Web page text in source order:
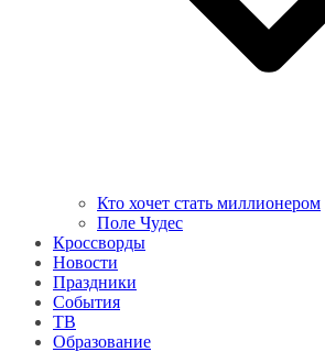
Кто хочет стать миллионером
Поле Чудес
Кроссворды
Новости
Праздники
События
ТВ
Образование